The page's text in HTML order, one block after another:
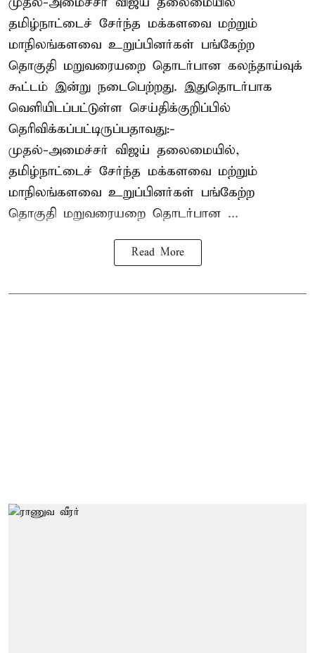
தமிழ்நாட்டைச் சேர்ந்த மக்களவை மற்றும்
மாநிலங்களவை உறுப்பினர்கள் பங்கேற்ற
தொகுதி மறுவரையறை தொடர்பான கலந்தாய்வுக்
கூட்டம் இன்று நடைபெற்றது. இதுதொடர்பாக
வெளியிடப்பட்டுள்ள செய்திக்குறிப்பில்
தெரிவிக்கப்பட்டிருப்பதாவது:-
முதல்-அமைச்சர் விஜய் தலைமையில்,
தமிழ்நாட்டைச் சேர்ந்த மக்களவை மற்றும்
மாநிலங்களவை உறுப்பினர்கள் பங்கேற்ற
தொகுதி மறுவரையறை தொடர்பான ...
Read More